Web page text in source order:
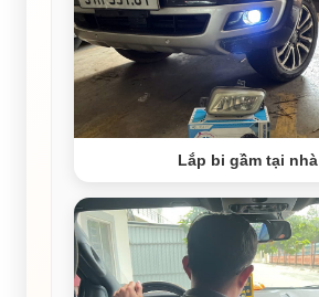
Lắp bi gầm tại nhà